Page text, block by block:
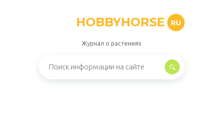
HOBBYHORSE RU
Журнал о растениях